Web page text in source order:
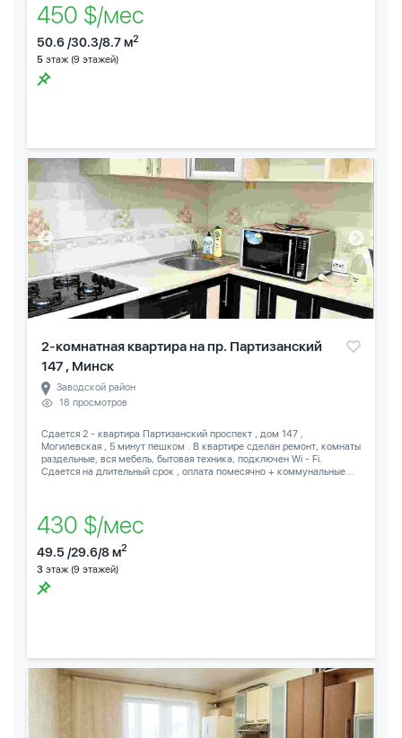
450 $/мес
50.6 /30.3/8.7 м2
5 этаж (9 этажей)
2-комнатная квартира на пр. Партизанский
147 , Минск
Заводской район
18 просмотров
Сдается 2 - квартира Партизанский проспект , дом 147 ,
Могилевская , 5 минут пешком . В квартире сделан ремонт, комнаты
раздельные, вся мебель, бытовая техника, подключен Wi - Fi.
Сдается на длительный срок , оплата помесячно + коммунальные...
430 $/мес
49.5 /29.6/8 м2
3 этаж (9 этажей)